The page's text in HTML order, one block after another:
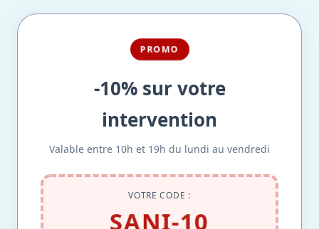
PROMO
-10% sur votre
intervention
Valable entre 10h et 19h du lundi au vendredi
VOTRE CODE :
SANI-10